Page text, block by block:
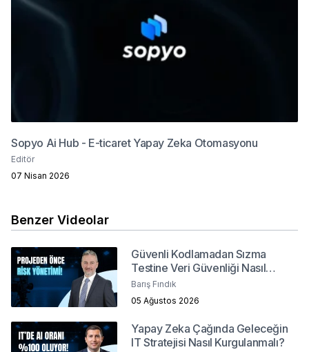
Sopyo Ai Hub - E-ticaret Yapay Zeka Otomasyonu
Editör
07 Nisan 2026
Benzer Videolar
Güvenli Kodlamadan Sızma
Testine Veri Güvenliği Nasıl
Sağlanır?
Barış Fındık
05 Ağustos 2026
Yapay Zeka Çağında Geleceğin
IT Stratejisi Nasıl Kurgulanmalı?